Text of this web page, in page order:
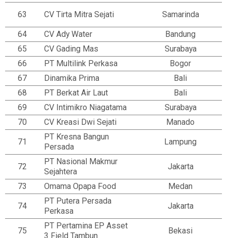
63 CV Tirta Mitra Sejati Samarinda
64 CV Ady Water
Bandung
65
CV Gading Mas
Surabaya
66
PT Multilink Perkasa
Bogor
67
Dinamika Prima
Bali
68
PT Berkat Air Laut
Bali
69
CV Intimikro Niagatama
Surabaya
70
CV Kreasi Dwi Sejati Manado
71
PT Kresna Bangun
Persada
Lampung
72
PT Nasional Makmur
Sejahtera
Jakarta
73 Omama Opapa Food Medan
74
PT Putera Persada
Perkasa
Jakarta
75
PT Pertamina EP Asset
3 Field Tambun
Bekasi